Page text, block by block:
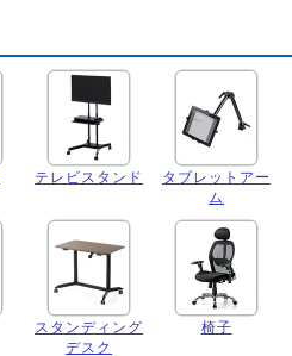
テレビスタンド
タブレットアー
ム
スタンディング
デスク
椅子